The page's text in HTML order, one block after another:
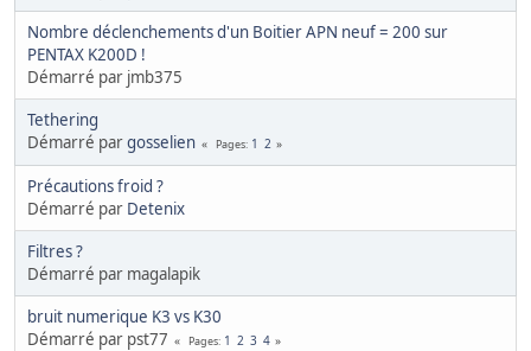
Nombre déclenchements d'un Boitier APN neuf = 200 sur
PENTAX K200D !
Démarré par jmb375
Tethering
Démarré pargosselien Pages 1 2
Précautions froid ?
Démarré par Detenix
Filtres ?
Démarré par magalapik
bruit numerique K3 vs K30
Démarré par pst77
Pages 1 2 3 4